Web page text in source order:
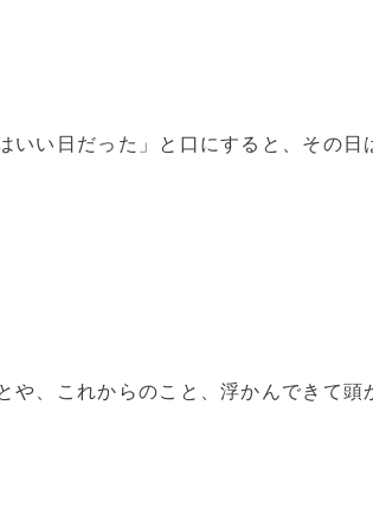
いい日だった」と口にすると、その日
や、これからのこと、浮かんできて頭